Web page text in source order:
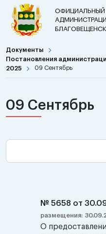
ОФИЦИАЛЬНЫЙ
БЛАГОВЕЩЕНСК
Документы
Постановления
2025
09 Сентябрь
09 Сентябрь
№ 5658 от
размещения:
О